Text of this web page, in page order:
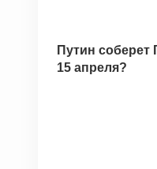
Путин соберет
15 апреля?